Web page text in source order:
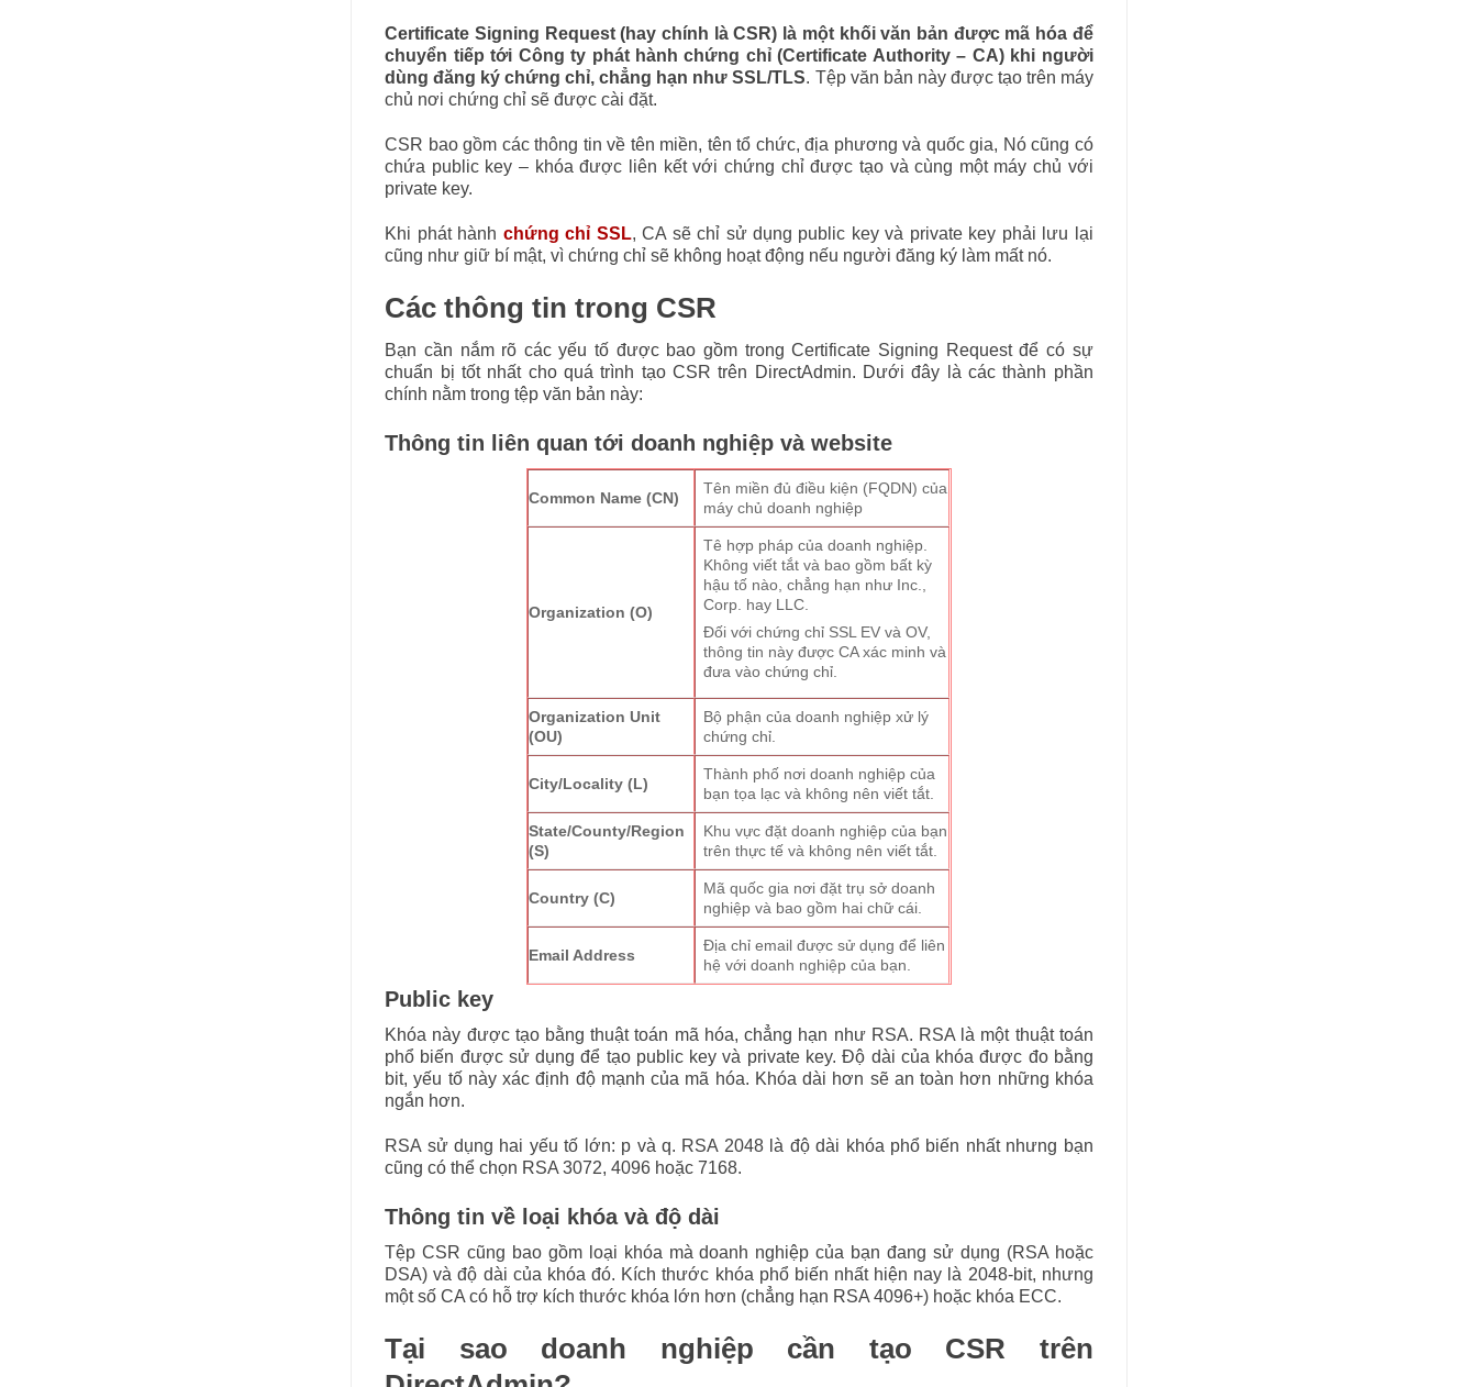
Certificate Signing Request (hay chính là CSR) là một khối văn bản được mã hóa để
chuyển tiếp tới Công ty phát hành chứng chỉ (Certificate Authority – CA) khi người
dùng đăng ký chứng chỉ, chẳng hạn như SSL/TLS. Tệp văn bản này được tạo trên máy
chủ nơi chứng chỉ sẽ được cài đặt.
CSR bao gồm các thông tin về tên miền, tên tổ chức, địa phương và quốc gia, Nó cũng có
chứa public key – khóa được liên kết với chứng chỉ được tạo và cùng một máy chủ với
private key.
Khi phát hành chứng chỉ SSL, CA sẽ chỉ sử dụng public key và private key phải lưu lại
cũng như giữ bí mật, vì chứng chỉ sẽ không hoạt động nếu người đăng ký làm mất nó.
Các thông tin trong CSR
Bạn cần nắm rõ các yếu tố được bao gồm trong Certificate Signing Request để có sự
chuẩn bị tốt nhất cho quá trình tạo CSR trên DirectAdmin. Dưới đây là các thành phần
chính nằm trong tệp văn bản này:
Thông tin liên quan tới doanh nghiệp và website
Common Name (CN)
Tên miền đủ điều kiện (FQDN) của
máy chủ doanh nghiệp
Organization (O)
Tê hợp pháp của doanh nghiệp.
Không viết tắt và bao gồm bất kỳ
hậu tố nào, chẳng hạn như Inc.,
Corp. hay LLC.
Đối với chứng chỉ SSL EV và OV,
thông tin này được CA xác minh và
đưa vào chứng chỉ.
Organization Unit
(OU)
Bộ phận của doanh nghiệp xử lý
chứng chỉ.
City/Locality (L)
Thành phố nơi doanh nghiệp của
bạn tọa lạc và không nên viết tắt.
State/County/Region
(S)
Khu vực đặt doanh nghiệp của bạn
trên thực tế và không nên viết tắt.
Country (C)
Mã quốc gia nơi đặt trụ sở doanh
nghiệp và bao gồm hai chữ cái.
Email Address
Địa chỉ email được sử dụng để liên
hệ với doanh nghiệp của bạn.
Public key
Khóa này được tạo bằng thuật toán mã hóa, chẳng hạn như RSA. RSA là một thuật toán
phổ biến được sử dụng để tạo public key và private key. Độ dài của khóa được đo bằng
bit, yếu tố này xác định độ mạnh của mã hóa. Khóa dài hơn sẽ an toàn hơn những khóa
ngắn hơn.
RSA sử dụng hai yếu tố lớn: p và q. RSA 2048 là độ dài khóa phổ biến nhất nhưng bạn
cũng có thể chọn RSA 3072, 4096 hoặc 7168.
Thông tin về loại khóa và độ dài
Tệp CSR cũng bao gồm loại khóa mà doanh nghiệp của bạn đang sử dụng (RSA hoặc
DSA) và độ dài của khóa đó. Kích thước khóa phổ biến nhất hiện nay là 2048-bit, nhưng
một số CA có hỗ trợ kích thước khóa lớn hơn (chẳng hạn RSA 4096+) hoặc khóa ECC.
Tại sao doanh nghiệp cần tạo CSR trên